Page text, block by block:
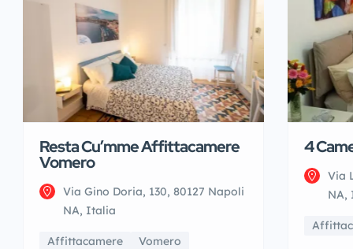
Resta Cu’mme Affittacamere
Vomero
Via Gino Doria, 130, 80127 Napoli
NA, Italia
Affittacamere Vomero
4
Via
NA,